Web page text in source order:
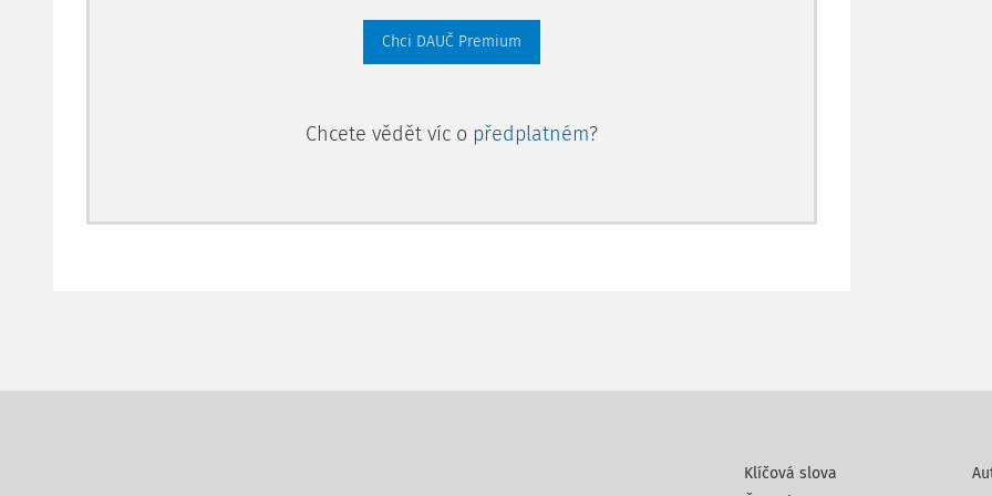
organismu plodu a poškozuje jeho vývoj. Ze stejného důvodu je nebezpečná i pro děti, kdy
rtuti nejsou dostatečně účinná, a proto je nutné v zájmu snížení rizika pro lidské zdraví a
Chci DAUČ Premium
Chcete vědět víc o předplatném?
Klíčová slova